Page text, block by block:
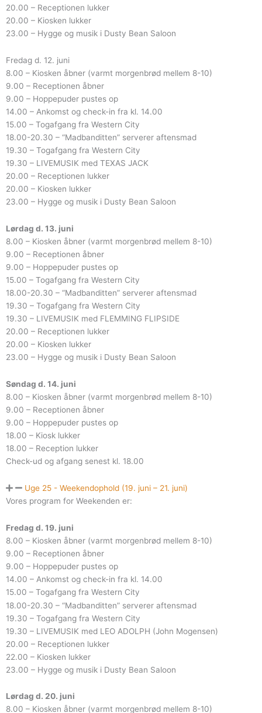
20.00 – Receptionen lukker
20.00 – Kiosken lukker
23.00 – Hygge og musik i Dusty Bean Saloon
Fredag d. 12. juni
8.00 – Kiosken åbner (varmt morgenbrød mellem 8-10)
9.00 – Receptionen åbner
9.00 – Hoppepuder pustes op
14.00 – Ankomst og check-in fra kl. 14.00
15.00 – Togafgang fra Western City
18.00-20.30 – “Madbanditten” serverer aftensmad
19.30 – Togafgang fra Western City
19.30 – LIVEMUSIK med TEXAS JACK
20.00 – Receptionen lukker
20.00 – Kiosken lukker
23.00 – Hygge og musik i Dusty Bean Saloon
Lørdag d. 13. juni
8.00 – Kiosken åbner (varmt morgenbrød mellem 8-10)
9.00 – Receptionen åbner
9.00 – Hoppepuder pustes op
15.00 – Togafgang fra Western City
18.00-20.30 – “Madbanditten” serverer aftensmad
19.30 – Togafgang fra Western City
19.30 – LIVEMUSIK med FLEMMING FLIPSIDE
20.00 – Receptionen lukker
20.00 – Kiosken lukker
23.00 – Hygge og musik i Dusty Bean Saloon
Søndag d. 14. juni
8.00 – Kiosken åbner (varmt morgenbrød mellem 8-10)
9.00 – Receptionen åbner
9.00 – Hoppepuder pustes op
18.00 – Kiosk lukker
18.00 – Reception lukker
Check-ud og afgang senest kl. 18.00
Uge 25 - Weekendophold (19. juni – 21. juni)
Vores program for Weekenden er:
Fredag d. 19. juni
8.00 – Kiosken åbner (varmt morgenbrød mellem 8-10)
9.00 – Receptionen åbner
9.00 – Hoppepuder pustes op
14.00 – Ankomst og check-in fra kl. 14.00
15.00 – Togafgang fra Western City
18.00-20.30 – “Madbanditten” serverer aftensmad
19.30 – Togafgang fra Western City
19.30 – LIVEMUSIK med LEO ADOLPH (John Mogensen)
20.00 – Receptionen lukker
22.00 – Kiosken lukker
23.00 – Hygge og musik i Dusty Bean Saloon
Lørdag d. 20. juni
8.00 – Kiosken åbner (varmt morgenbrød mellem 8-10)